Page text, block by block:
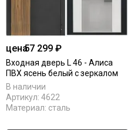
цена57 299 ₽
Входная дверь L 46 - Алиса
ПВХ ясень белый с зеркалом
В наличии
Артикул: 4622
Материал: сталь